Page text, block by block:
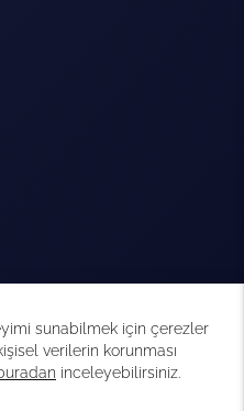
sunabilmek için çerezler
verilerin korunması
inceleyebilirsiniz.